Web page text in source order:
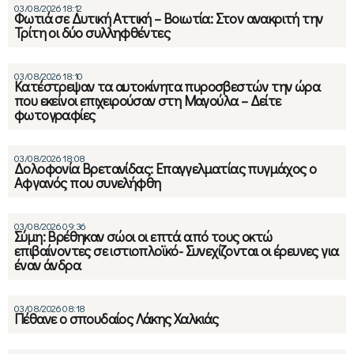
03/08/2026 18:12
Φωτιά σε Δυτική Αττική – Βοιωτία: Στον ανακριτή την
Τρίτη οι δύο συλληφθέντες
03/08/2026 18:10
Κατέστρεψαν τα αυτοκίνητα πυροσβεστών την ώρα
που εκείνοι επιχειρούσαν στη Μαγούλα – Δείτε
φωτογραφίες
03/08/2026 18:08
Δολοφονία Βρετανίδας: Επαγγελματίας πυγμάχος ο
Αφγανός που συνελήφθη
03/08/2026 09:36
Σύμη: Βρέθηκαν σώοι οι επτά από τους οκτώ
επιβαίνοντες σε ιστιοπλοϊκό- Συνεχίζονται οι έρευνες για
έναν άνδρα
03/08/2026 08:18
Πέθανε ο σπουδαίος Λάκης Χαλκιάς